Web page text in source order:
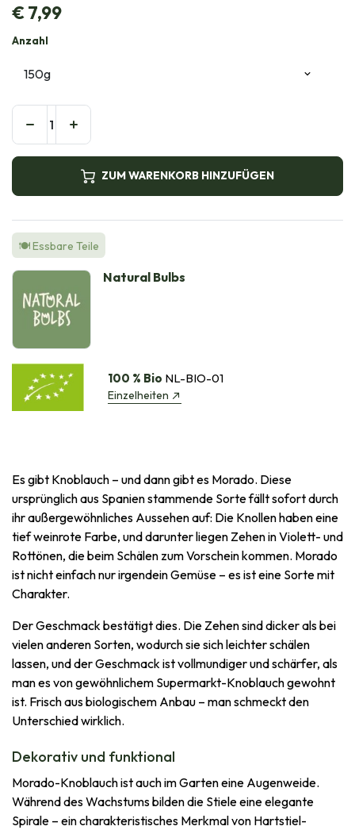
€7,99
Anzahl
ZUM WARENKORB HINZUFÜGEN
🍽️ Essbare Teile
Natural Bulbs
100 % Bio NL-BIO-01
Einzelheiten
Es gibt Knoblauch – und dann gibt es Morado. Diese
ursprünglich aus Spanien stammende Sorte fällt sofort durch
ihr außergewöhnliches Aussehen auf: Die Knollen haben eine
tief weinrote Farbe, und darunter liegen Zehen in Violett- und
Rottönen, die beim Schälen zum Vorschein kommen. Morado
ist nicht einfach nur irgendein Gemüse – es ist eine Sorte mit
Charakter.
Der Geschmack bestätigt dies. Die Zehen sind dicker als bei
vielen anderen Sorten, wodurch sie sich leichter schälen
lassen, und der Geschmack ist vollmundiger und schärfer, als
man es von gewöhnlichem Supermarkt-Knoblauch gewohnt
ist. Frisch aus biologischem Anbau – man schmeckt den
Unterschied wirklich.
Dekorativ und funktional
Morado-Knoblauch ist auch im Garten eine Augenweide.
Während des Wachstums bilden die Stiele eine elegante
Spirale – ein charakteristisches Merkmal von Hartstiel-